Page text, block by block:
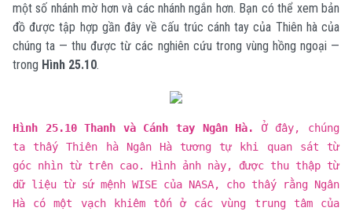
một số nhánh mờ hơn và các nhánh ngắn hơn. Bạn có thể xem bản
đồ được tập hợp gần đây về cấu trúc cánh tay của Thiên hà của
chúng ta — thu được từ các nghiên cứu trong vùng hồng ngoại —
trong Hình 25.10.
Hình 25.10 Thanh và Cánh tay Ngân Hà.
Ở đây, chúng
ta thấy Thiên hà Ngân Hà tương tự khi quan sát từ
góc nhìn từ trên cao. Hình ảnh này, được thu thập từ
dữ liệu từ sứ mệnh WISE của NASA, cho thấy rằng Ngân
Hà có một vạch khiêm tốn ở các vùng trung tâm của